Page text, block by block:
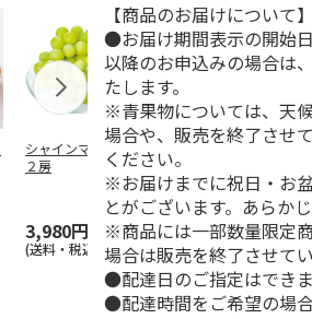
シャインマスカット
２房
3,980円
(送料・税込)
ＷＥＢ定期便果物コ
ース
4.5（102）
3,780円
(送料・税込)
【商品のお届けについて】
●お届け期間表示の開始
以降のお申込みの場合は
たします。
※青果物については、天
場合や、販売を終了させ
ください。
※お届けまでに祝日・お
とがございます。あらか
※商品には一部数量限定
場合は販売を終了させて
●配達日のご指定はできま
●配達時間をご希望の場